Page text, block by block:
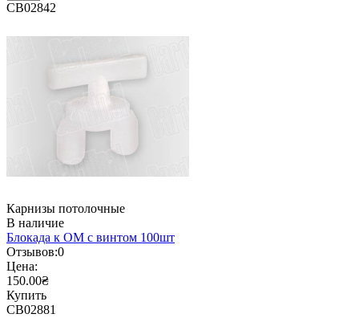
CB02842
Карнизы потолочные
В наличие
Блокада к ОМ с винтом 100шт
Отзывов:0
Цена:
150.00₴
Купить
CB02881